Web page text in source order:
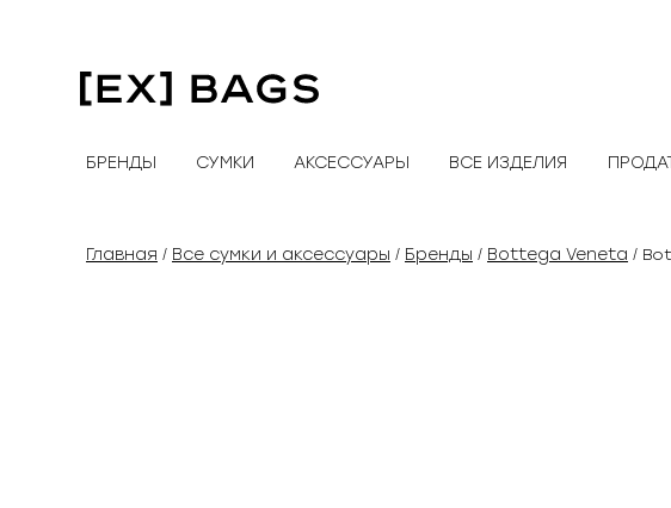
содержимому
БРЕНДЫ СУМКИ АКСЕССУАРЫ ВСЕ ИЗДЕЛИЯ
Главная / Все сумки и аксессуары / Бренды / Bottega Veneta /